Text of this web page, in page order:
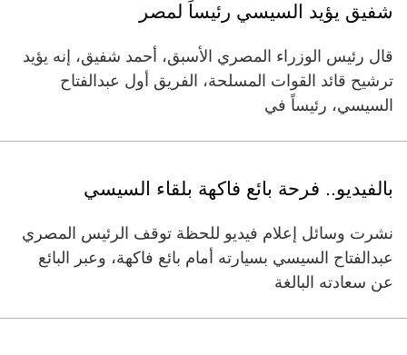
شفيق يؤيد السيسي رئيساً لمصر
قال رئيس الوزراء المصري الأسبق، أحمد شفيق، إنه يؤيد
ترشيح قائد القوات المسلحة، الفريق أول عبدالفتاح
السيسي، رئيساً في
بالفيديو.. فرحة بائع فاكهة بلقاء السيسي
نشرت وسائل إعلام فيديو للحظة توقف الرئيس المصري
عبدالفتاح السيسي بسيارته أمام بائع فاكهة، وعبر البائع
عن سعادته البالغة